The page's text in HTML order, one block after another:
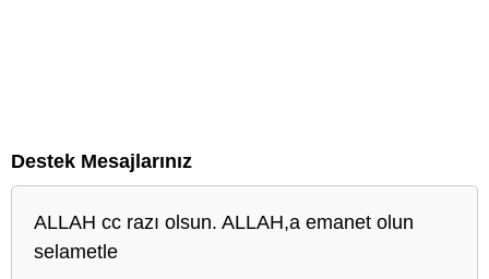
Destek Mesajlarınız
ALLAH cc razı olsun. ALLAH,a emanet olun
selametle